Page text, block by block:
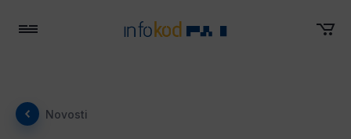
Novosti